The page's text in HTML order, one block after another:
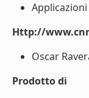
Http://
Oscar
Prodotto di